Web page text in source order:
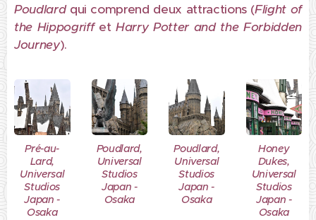
Poudlardqui comprend deux attractions (Flight of
the Hippogriffet Harry Potter and the Forbidden
Journey).
Pré-au-
Lard,
Universal
Studios
Japan -
Osaka
Poudlard,
Universal
Studios
Japan -
Osaka
Poudlard,
Universal
Studios
Japan -
Osaka
Honey
Dukes,
Universal
Studios
Japan -
Osaka